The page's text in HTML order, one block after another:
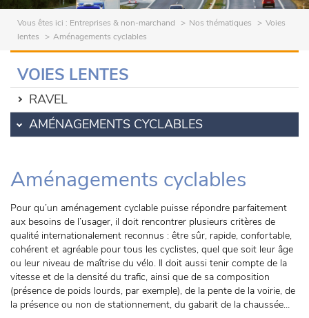
Vous êtes ici : Entreprises & non-marchand Nos thématiques
Voies
lentes
Aménagements cyclables
VOIES LENTES
RAVEL
AMÉNAGEMENTS CYCLABLES
Aménagements cyclables
Pour qu’un aménagement cyclable puisse répondre parfaitement
aux besoins de l’usager, il doit rencontrer plusieurs critères de
qualité internationalement reconnus : être sûr, rapide, confortable,
cohérent et agréable pour tous les cyclistes, quel que soit leur âge
ou leur niveau de maîtrise du vélo. Il doit aussi tenir compte de la
vitesse et de la densité du trafic, ainsi que de sa composition
(présence de poids lourds, par exemple), de la pente de la voirie, de
la présence ou non de stationnement, du gabarit de la chaussée…